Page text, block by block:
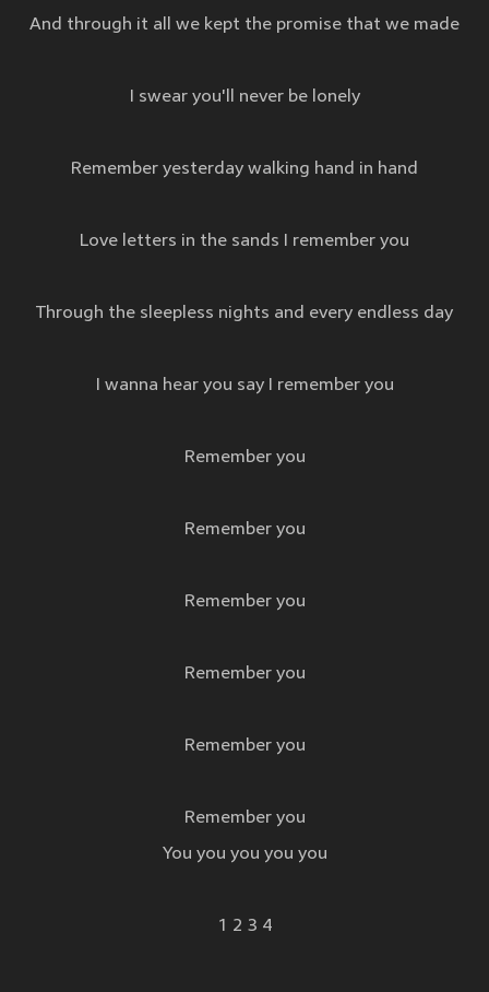
And through it all we kept the promise that we made
I swear you'll never be lonely
Remember yesterday walking hand in hand
Love letters in the sands I remember you
Through the sleepless nights and every endless day
I wanna hear you say I remember you
Remember you
Remember you
Remember you
Remember you
Remember you
Remember you
You you you you you
1 2 3 4